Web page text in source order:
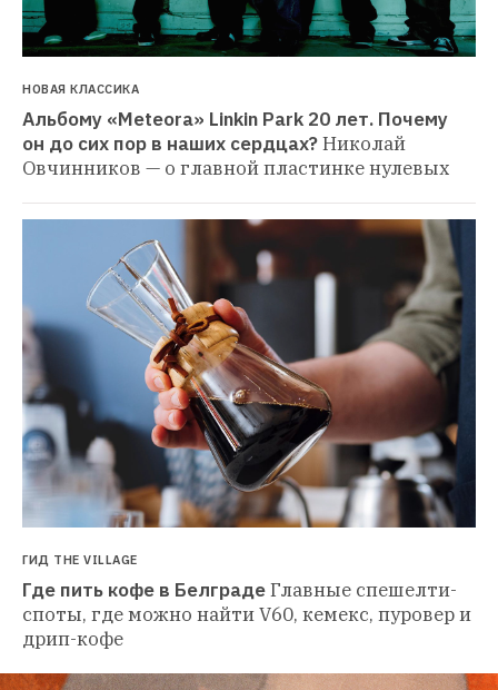
НОВАЯ КЛАССИКА
Альбому «Meteora» Linkin Park 20 лет. Почему
он до сих пор в наших сердцах?Николай
Овчинников — о главной пластинке нулевых
ГИД THE VILLAGE
Где пить кофе в БелградеГлавные спешелти-
споты, где можно найти V60, кемекс, пуровер и
дрип-кофе